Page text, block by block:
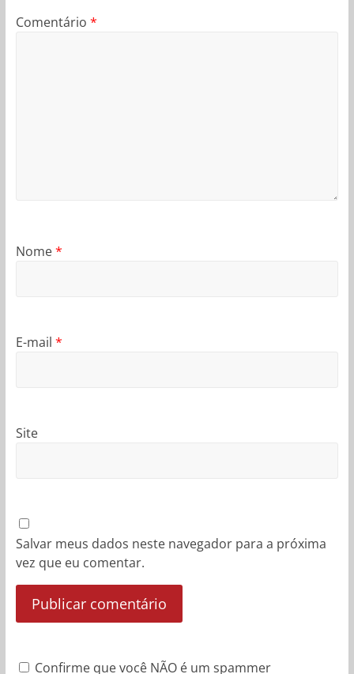
Comentário *
Nome*
E-mail *
Site
Salvar meus dados neste navegador para a próxima
vez que eu comentar.
Confirme que você NÃO é um spammer